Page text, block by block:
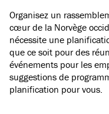
Organisez un
cœur de la Norvège
nécessite une
que ce soit pour des
événements pour les
suggestions de
planification pour vous.